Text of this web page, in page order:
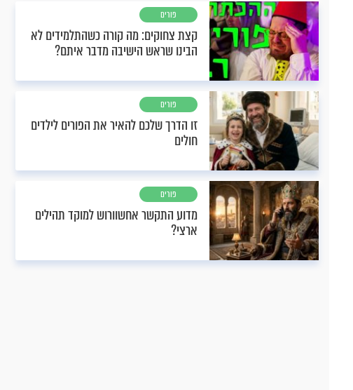
פורים
קצת צחוקים: מה קורה כשהתלמידים לא
הבינו שראש הישיבה מדבר איתם?
פורים
זו הדרך שלכם להאיר את הפורים לילדים
חולים
פורים
מדוע התקשר אחשוורוש למוקד תהילים
ארצי?